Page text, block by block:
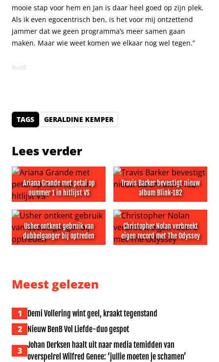
mooie stap voor hem en Jan is daar heel goed op zijn plek.
Als ik even egocentrisch ben, is het voor mij ontzettend
jammer dat we geen programma’s meer samen gaan
maken. Maar wie weet komen we elkaar nog wel tegen.”
BuzzE
TAGS GERALDINE KEMPER
Lees verder
Ariana Grande met petal op
nummer 1 in hitlijst VS
Ariana Grande met petal op nummer 1 in hitlijst VS
Travis Barker bevestigt nieuw
album Blink-182
Travis Barker bevestigt
Usher ontkent gebruik van
dubbelganger bij optreden
Christopher Nolan verbreekt
eigen record met The Odyssey
Meest gelezen
1 Demi Vollering wint geel, kraakt tegenstand
2 Nieuw BenB Vol Liefde-duo gespot
3
Johan Derksen haalt uit naar media temidden van
overspelrel Wilfred Genee: ‘jullie moeten je schamen’